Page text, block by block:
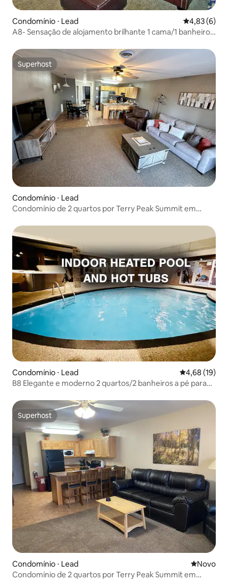
Condomínio ⋅ Lead 4,83 de uma
4,83 (6)
A8- Sensação de alojamento brilhante 1 cama/1 banheiro a
Superhost
Superhost
Condomínio ⋅ Lead
Condomínio de 2 quartos por Terry Peak Summit em
Condomínio ⋅ Lead 4,68 de uma
4,68 (19)
B8 Elegante e moderno 2 quartos/2 banheiros a pé para
Superhost
Superhost
Condomínio ⋅ Lead Novo
Novo
Condomínio de 2 quartos por Terry Peak Summit em